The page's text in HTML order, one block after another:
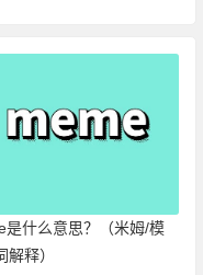
是什么意思？（米姆/模
解释）